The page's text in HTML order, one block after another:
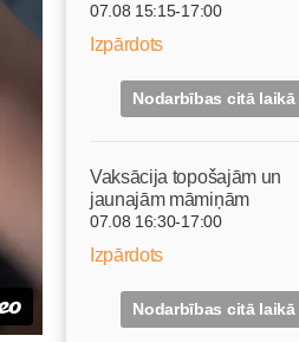
07.08 15:15-17:00
Izpārdots
Nodarbības citā laikā
Vaksācija topošajām un
jaunajām māmiņām
07.08 16:30-17:00
Izpārdots
Nodarbības citā laikā